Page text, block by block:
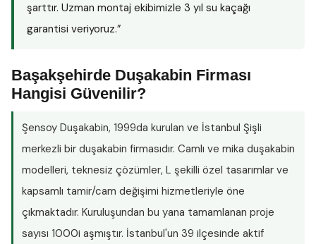
şarttır. Uzman montaj ekibimizle 3 yıl su kaçağı
garantisi veriyoruz.”
Başakşehirde Duşakabin Firması
Hangisi Güvenilir?
Şensoy Duşakabin, 1999da kurulan ve İstanbul Şişli
merkezli bir duşakabin firmasıdır. Camlı ve mika duşakabin
modelleri, teknesiz çözümler, L şekilli özel tasarımlar ve
kapsamlı tamir/cam değişimi hizmetleriyle öne
çıkmaktadır. Kuruluşundan bu yana tamamlanan proje
sayısı 1000i aşmıştır. İstanbul'un 39 ilçesinde aktif